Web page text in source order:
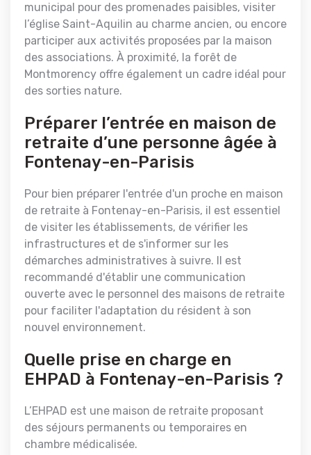
municipal pour des promenades paisibles, visiter
l’église Saint-Aquilin au charme ancien, ou encore
participer aux activités proposées par la maison
des associations. À proximité, la forêt de
Montmorency offre également un cadre idéal pour
des sorties nature.
Préparer l’entrée en maison de
retraite d’une personne âgée à
Fontenay-en-Parisis
Pour bien préparer l'entrée d'un proche en maison
de retraite à Fontenay-en-Parisis, il est essentiel
de visiter les établissements, de vérifier les
infrastructures et de s'informer sur les
démarches administratives à suivre. Il est
recommandé d'établir une communication
ouverte avec le personnel des maisons de retraite
pour faciliter l'adaptation du résident à son
nouvel environnement.
Quelle prise en charge en
EHPAD à Fontenay-en-Parisis ?
L’EHPAD est une maison de retraite proposant
des séjours permanents ou temporaires en
chambre médicalisée.